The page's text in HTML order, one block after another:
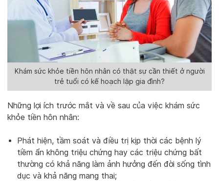
Khám sức khỏe tiền hôn nhân có thật sự cần thiết ở người
trẻ tuổi có kế hoạch lập gia đình?
Những lợi ích trước mắt và về sau của việc khám sức
khỏe tiền hôn nhân:
Phát hiện, tầm soát và điều trị kịp thời các bệnh lý
tiềm ẩn không triệu chứng hay các triệu chứng bất
thường có khả năng làm ảnh hưởng đến đời sống tình
dục và khả năng mang thai;